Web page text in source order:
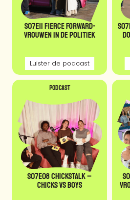
S07E11 Fierce Forward-
Vrouwen in de politiek
Luister de podcast
Podcast
S07E08 CHICKSTALK –
Chicks VS Boys